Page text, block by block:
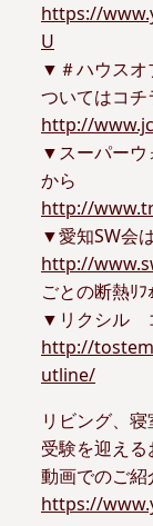
https://
U
▼＃ハウスオ
ついてはコチ
http://
▼スーパーウ
から
http://
▼愛知SW会
http://
ごとの断熱ﾘ
▼リクシル
http://
utline/
リビング、寝
受験を迎える
動画でのご紹
https://